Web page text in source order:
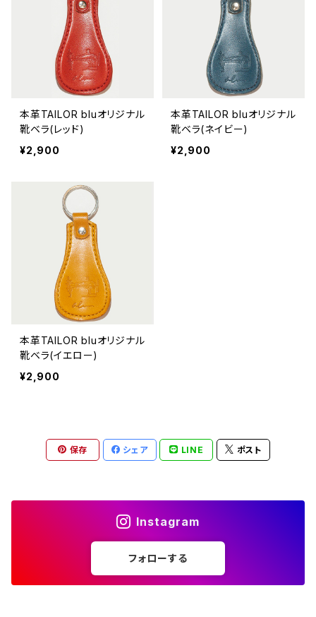
本革TAILOR bluオリジナル
靴ベラ(レッド)
¥2,900
本革TAILOR bluオリジナル
靴ベラ(ネイビー)
¥2,900
本革TAILOR bluオリジナル
靴ベラ(イエロー)
¥2,900
保存 シェア LINE ポスト
Instagram
フォローする